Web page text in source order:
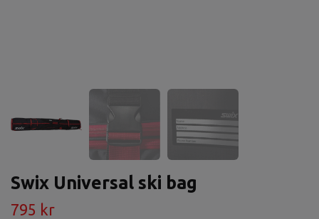
Swix Universal ski bag
795 kr